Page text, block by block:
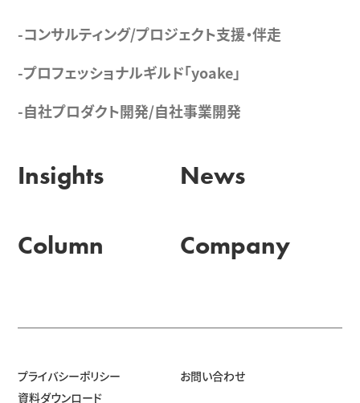
-コンサルティング/プロジェクト支援・伴走
-プロフェッショナルギルド「yoake」
-自社プロダクト開発/自社事業開発
Insights News
Column Company
プライバシーポリシー
お問い合わせ
資料ダウンロード